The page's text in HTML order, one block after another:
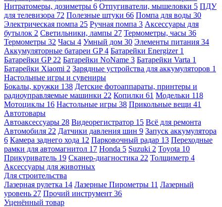
Нитратомеры, дозиметры 6 Отпугиватели, мышеловки 5 ПДУ
для телевизора 72 Полезные штуки 66 Помпа для воды 30
Электрическая помпа 25 Ручная помпа 3 Аксессуары для
бутылок 2 Светильники, лампы 27 Термометры, часы 36
Термометры 32 Часы 4 Умный дом 30 Элементы питания 34
Аккумуляторные батареи GP4 Батарейки Energizer 1
Батарейки GP 22 Батарейки NoName 3 Батарейки Varta 1
Батарейки Xiaomi 2 Зарядные устройства для аккумуляторов 1
Настольные игры и сувениры
Бокалы, кружки 138 Детские фотоаппараты, принтеры и
радиоуправляемые машинки 22 Копилки 61 Модельки 118
Мотоциклы 16 Настольные игры 38 Прикольные вещи 41
Автотовары
Автоаксессуары 28 Видеорегистратор 15 Всё для ремонта
Автомобиля 22 Датчики давления шин 9 Запуск аккумулятора
6 Камера заднего хода 12 Парковочный радар 13 Переходные
рамки для автомагнитол 17 Honda 5 Suzuki 2 Toyota 10
Прикуриватель 19 Сканер-диагностика 22 Толщиметр 4
Аксессуары для животных
Для строительства
Лазерная рулетка 14 Лазерные Пирометры 11 Лазерный
уровень 27 Прочий инструмент 36
Уценённый товар